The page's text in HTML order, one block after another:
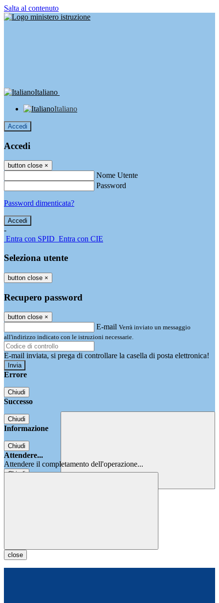
Salta al contenuto
Italiano
Italiano
Accedi
Accedi
button close ×
Nome Utente
Password
Password dimenticata?
-
Entra con SPID Entra con CIE
Seleziona utente
button close ×
Recupero password
button close ×
E-mail Verrà inviato un messaggio
all'indirizzo indicato con le istruzioni necessarie.
E-mail inviata, si prega di controllare la casella di posta elettronica!
Errore
Chiudi
Successo
Chiudi
Informazione
Chiudi
Attendere...
Attendere il completamento dell'operazione...
Chiudi
close